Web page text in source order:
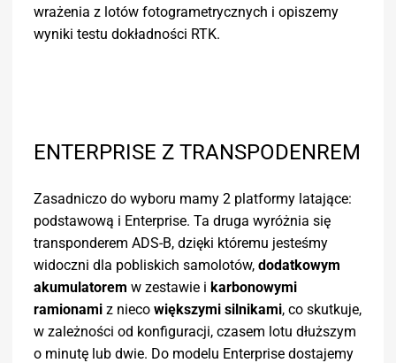
wrażenia z lotów fotogrametrycznych i opiszemy
wyniki testu dokładności RTK.
ENTERPRISE Z TRANSPODENREM
Zasadniczo do wyboru mamy 2 platformy latające:
podstawową i Enterprise. Ta druga wyróżnia się
transponderem ADS-B, dzięki któremu jesteśmy
widoczni dla pobliskich samolotów, dodatkowym
akumulatorem w zestawie i karbonowymi
ramionami z nieco większymi silnikami, co skutkuje,
w zależności od konfiguracji, czasem lotu dłuższym
o minutę lub dwie. Do modelu Enterprise dostajemy